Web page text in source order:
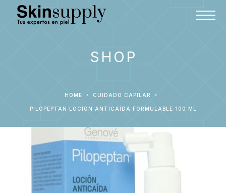
SHOP
HOME CUIDADO CAPILAR
PILOPEPTAN LOCIÓN ANTICAÍDA FORMULABLE 100 ML